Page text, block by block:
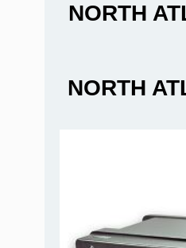
NORTH
NORTH